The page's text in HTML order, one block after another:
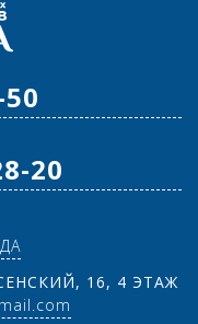
20
16, 4 ЭТАЖ